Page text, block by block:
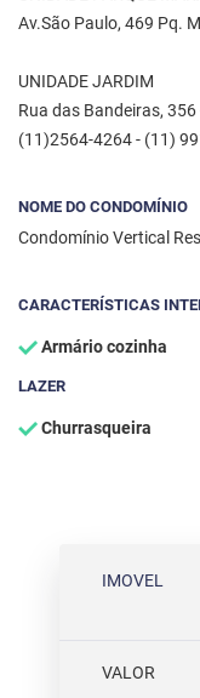
Av.São Paulo, 469 Pq.
UNIDADE JARDIM
Rua das Bandeiras,
(11)2564-4264 - (11)
NOME DO CONDOMÍNIO
Condomínio Vertical
CARACTERÍSTICAS
Armário cozinha
LAZER
Churrasqueira
IMOVEL
VALOR